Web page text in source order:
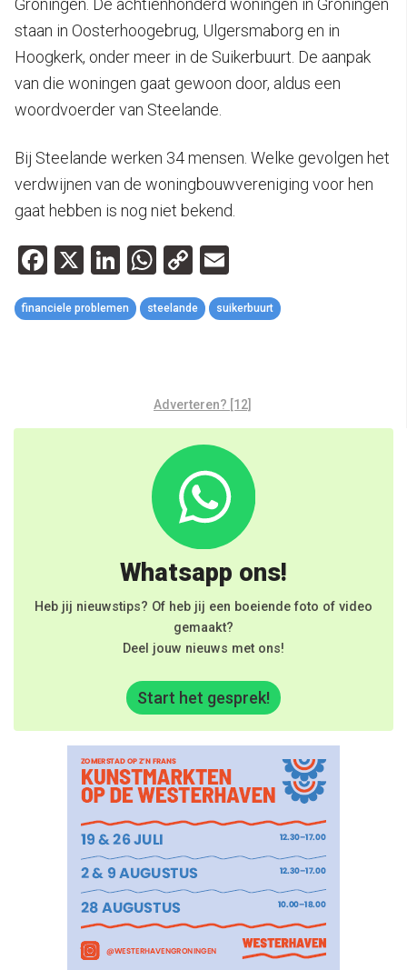
Groningen. De achtienhonderd woningen in Groningen
staan in Oosterhoogebrug, Ulgersmaborg en in
Hoogkerk, onder meer in de Suikerbuurt. De aanpak
van die woningen gaat gewoon door, aldus een
woordvoerder van Steelande.
Bij Steelande werken 34 mensen. Welke gevolgen het
verdwijnen van de woningbouwvereniging voor hen
gaat hebben is nog niet bekend.
Facebook
X LinkedIn
WhatsApp
Copy
Link
financiele problemen steelande suikerbuurt
Adverteren? [12]
Whatsapp ons!
Heb jij nieuwstips? Of heb jij een boeiende foto of video
gemaakt?
Deel jouw nieuws met ons!
Start het gesprek!